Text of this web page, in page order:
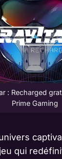
: Recharged
Prime Gaming
qui